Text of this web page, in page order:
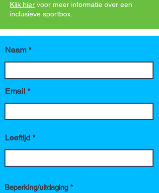
Klik hier voor meer informatie over een
inclusieve sportbox.
Naam
Email
Leeftijd
Beperking/uitdaging *